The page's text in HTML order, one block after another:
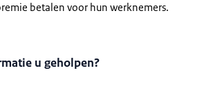
betalen voor hun werknemers.
u geholpen?